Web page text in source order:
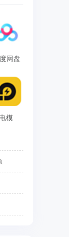
网盘
雷电模拟器